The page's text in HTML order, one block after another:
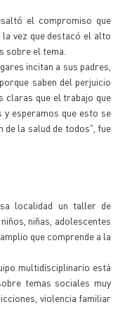
el compromiso que
vez que destacó el alto
sobre el tema.
incitan a sus padres,
saben del perjuicio
claras que el trabajo que
esperamos que esto se
de la salud de todos", fue
localidad un taller de
niñas, adolescentes
que comprende a la
multidisciplinario está
temas sociales muy
violencia familiar